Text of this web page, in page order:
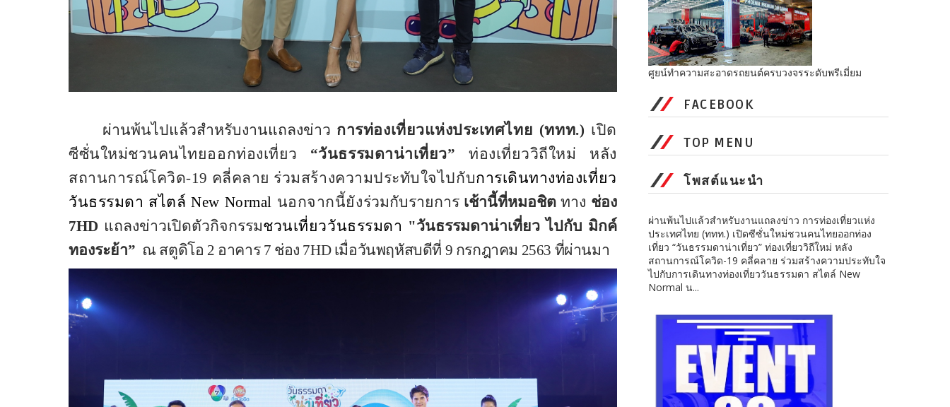
ผ่านพ้นไปแล้วสำหรับงานแถลงข่าว การท่องเที่ยวแห่งประเทศไทย (ททท.) เปิด
ซีซั่นใหม่ชวนคนไทยออกท่องเที่ยว
“วันธรรมดาน่าเที่ยว” ท่องเที่ยววิถีใหม่ หลัง
สถานการณ์โควิด-19 คลี่คลาย ร่วมสร้างความประทับใจไปกับการเดินทางท่องเที่ยว
วันธรรมดา สไตล์New Normal นอกจากนี้ยังร่วมกับรายการ เช้านี้ที่หมอชิตทาง ช่อง
7HD แถลงข่าวเปิดตัวกิจกรรมชวนเที่ยววันธรรมดา "วันธรรมดาน่าเที่ยว ไปกับ มิกค์
ทองระย้า” ณ สตูดิโอ 2 อาคาร 7 ช่อง 7HD เมื่อวันพฤหัสบดีที่ 9 กรกฎาคม 2563 ที่ผ่านมา
ศูยน์ทำความสะอาดรถยนต์ครบวงจรระดับพรีเมี่ยม
FACEBOOK
TOP MENU
โพสต์แนะนำ
ผ่านพ้นไปแล้วสำหรับงานแถลงข่าว การท่องเที่ยวแห่ง
ประเทศไทย (ททท.) เปิดซีซั่นใหม่ชวนคนไทยออกท่อง
เที่ยว “วันธรรมดาน่าเที่ยว” ท่องเที่ยววิถีใหม่ หลัง
สถานการณ์โควิด-19 คลี่คลาย ร่วมสร้างความประทับใจ
ไปกับการเดินทางท่องเที่ยววันธรรมดา สไตล์ New
Normal น...